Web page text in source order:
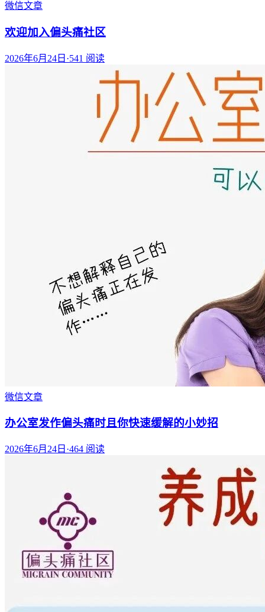
微信文章
欢迎加入偏头痛社区
2026年6月24日 ·541 阅读
微信文章
办公室发作偏头痛时且你快速缓解的小妙招
2026年6月24日 ·464 阅读